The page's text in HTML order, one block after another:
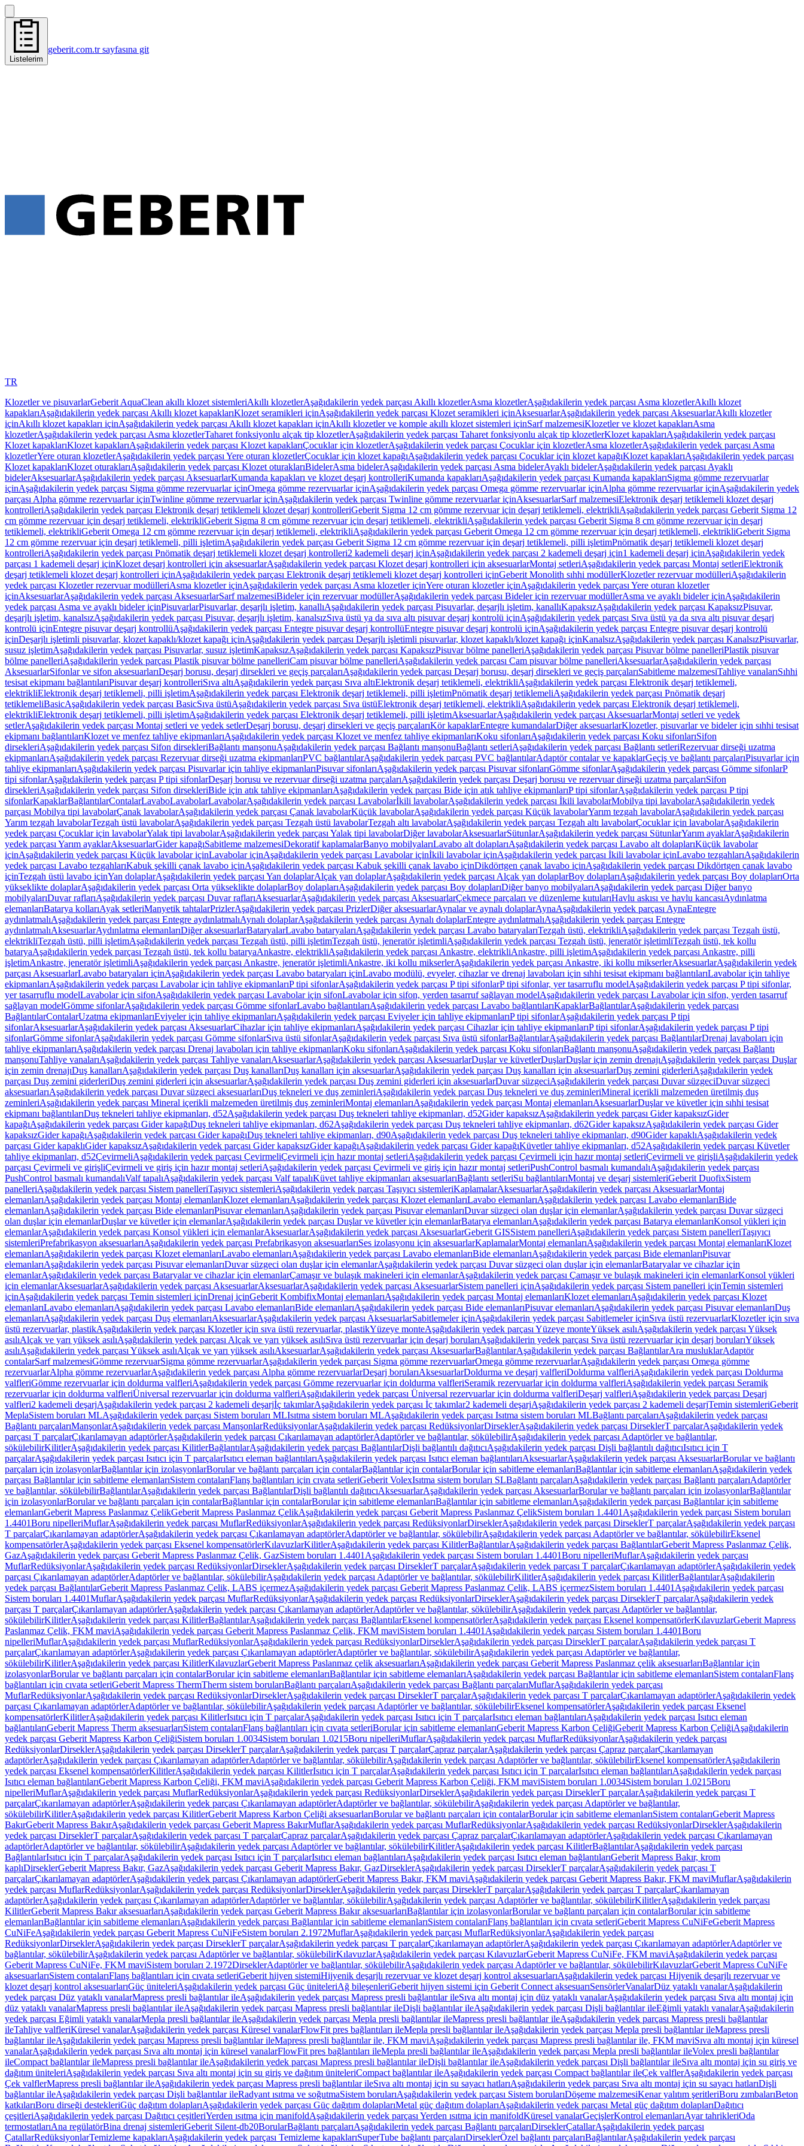
Listelerim
geberit.com.tr sayfasına git
TR
Klozetler ve pisuvarlarGeberit AquaClean akıllı klozet sistemleriAkıllı klozetlerAşağıdakilerin yedek parçası Akıllı klozetlerAsma klozetlerAşağıdakilerin yedek parçası Asma klozetlerAkıllı klozet
kapaklarıAşağıdakilerin yedek parçası Akıllı klozet kapaklarıKlozet seramikleri içinAşağıdakilerin yedek parçası Klozet seramikleri içinAksesuarlarAşağıdakilerin yedek parçası AksesuarlarAkıllı klozetler
içinAkıllı klozet kapakları içinAşağıdakilerin yedek parçası Akıllı klozet kapakları içinAkıllı klozetler ve komple akıllı klozet sistemleri içinSarf malzemesiKlozetler ve klozet kapaklarıAsma
klozetlerAşağıdakilerin yedek parçası Asma klozetlerTaharet fonksiyonlu alçak tip klozetlerAşağıdakilerin yedek parçası Taharet fonksiyonlu alçak tip klozetlerKlozet kapaklarıAşağıdakilerin yedek parçası
Klozet kapaklarıKlozet kapaklarıAşağıdakilerin yedek parçası Klozet kapaklarıÇocuklar için klozetlerAşağıdakilerin yedek parçası Çocuklar için klozetlerAsma klozetlerAşağıdakilerin yedek parçası Asma
klozetlerYere oturan klozetlerAşağıdakilerin yedek parçası Yere oturan klozetlerÇocuklar için klozet kapağıAşağıdakilerin yedek parçası Çocuklar için klozet kapağıKlozet kapaklarıAşağıdakilerin yedek parçası
Klozet kapaklarıKlozet oturaklarıAşağıdakilerin yedek parçası Klozet oturaklarıBidelerAsma bidelerAşağıdakilerin yedek parçası Asma bidelerAyaklı bidelerAşağıdakilerin yedek parçası Ayaklı
bidelerAksesuarlarAşağıdakilerin yedek parçası AksesuarlarKumanda kapakları ve klozet deşarj kontrolleriKumanda kapaklarıAşağıdakilerin yedek parçası Kumanda kapaklarıSigma gömme rezervuarlar
içinAşağıdakilerin yedek parçası Sigma gömme rezervuarlar içinOmega gömme rezervuarlar içinAşağıdakilerin yedek parçası Omega gömme rezervuarlar içinAlpha gömme rezervuarlar içinAşağıdakilerin yedek
parçası Alpha gömme rezervuarlar içinTwinline gömme rezervuarlar içinAşağıdakilerin yedek parçası Twinline gömme rezervuarlar içinAksesuarlarSarf malzemesiElektronik deşarj tetiklemeli klozet deşarj
kontrolleriAşağıdakilerin yedek parçası Elektronik deşarj tetiklemeli klozet deşarj kontrolleriGeberit Sigma 12 cm gömme rezervuar için deşarj tetiklemeli, elektrikliAşağıdakilerin yedek parçası Geberit Sigma 12
cm gömme rezervuar için deşarj tetiklemeli, elektrikliGeberit Sigma 8 cm gömme rezervuar için deşarj tetiklemeli, elektrikliAşağıdakilerin yedek parçası Geberit Sigma 8 cm gömme rezervuar için deşarj
tetiklemeli, elektrikliGeberit Omega 12 cm gömme rezervuar için deşarj tetiklemeli, elektrikliAşağıdakilerin yedek parçası Geberit Omega 12 cm gömme rezervuar için deşarj tetiklemeli, elektrikliGeberit Sigma
12 cm gömme rezervuar için deşarj tetiklemeli, pilli işletimAşağıdakilerin yedek parçası Geberit Sigma 12 cm gömme rezervuar için deşarj tetiklemeli, pilli işletimPnömatik deşarj tetiklemeli klozet deşarj
kontrolleriAşağıdakilerin yedek parçası Pnömatik deşarj tetiklemeli klozet deşarj kontrolleri2 kademeli deşarj içinAşağıdakilerin yedek parçası 2 kademeli deşarj için1 kademeli deşarj içinAşağıdakilerin yedek
parçası 1 kademeli deşarj içinKlozet deşarj kontrolleri için aksesuarlarAşağıdakilerin yedek parçası Klozet deşarj kontrolleri için aksesuarlarMontaj setleriAşağıdakilerin yedek parçası Montaj setleriElektronik
deşarj tetiklemeli klozet deşarj kontrolleri içinAşağıdakilerin yedek parçası Elektronik deşarj tetiklemeli klozet deşarj kontrolleri içinGeberit Monolith sıhhi modüllerKlozetler rezervuar modülleriAşağıdakilerin
yedek parçası Klozetler rezervuar modülleriAsma klozetler içinAşağıdakilerin yedek parçası Asma klozetler içinYere oturan klozetler içinAşağıdakilerin yedek parçası Yere oturan klozetler
içinAksesuarlarAşağıdakilerin yedek parçası AksesuarlarSarf malzemesiBideler için rezervuar modüllerAşağıdakilerin yedek parçası Bideler için rezervuar modüllerAsma ve ayaklı bideler içinAşağıdakilerin
yedek parçası Asma ve ayaklı bideler içinPisuvarlarPisuvarlar, deşarjlı işletim, kanallıAşağıdakilerin yedek parçası Pisuvarlar, deşarjlı işletim, kanallıKapaksızAşağıdakilerin yedek parçası KapaksızPisuvar,
deşarjlı işletim, kanalsızAşağıdakilerin yedek parçası Pisuvar, deşarjlı işletim, kanalsızSıva üstü ya da sıva altı pisuvar deşarj kontrolü içinAşağıdakilerin yedek parçası Sıva üstü ya da sıva altı pisuvar deşarj
kontrolü içinEntegre pisuvar deşarj kontrollüAşağıdakilerin yedek parçası Entegre pisuvar deşarj kontrollüEntegre pisuvar deşarj kontrolü içinAşağıdakilerin yedek parçası Entegre pisuvar deşarj kontrolü
içinDeşarjlı işletimli pisuvarlar, klozet kapaklı/klozet kapağı içinAşağıdakilerin yedek parçası Deşarjlı işletimli pisuvarlar, klozet kapaklı/klozet kapağı içinKanalsızAşağıdakilerin yedek parçası KanalsızPisuvarlar,
susuz işletimAşağıdakilerin yedek parçası Pisuvarlar, susuz işletimKapaksızAşağıdakilerin yedek parçası KapaksızPisuvar bölme panelleriAşağıdakilerin yedek parçası Pisuvar bölme panelleriPlastik pisuvar
bölme panelleriAşağıdakilerin yedek parçası Plastik pisuvar bölme panelleriCam pisuvar bölme panelleriAşağıdakilerin yedek parçası Cam pisuvar bölme panelleriAksesuarlarAşağıdakilerin yedek parçası
AksesuarlarSifonlar ve sifon aksesuarlarıDeşarj borusu, deşarj dirsekleri ve geçiş parçalarıAşağıdakilerin yedek parçası Deşarj borusu, deşarj dirsekleri ve geçiş parçalarıSabitleme malzemesiTahliye vanalarıSıhhi
tesisat ekipmanı bağlantılarıPisuvar deşarj kontrolleriSıva altıAşağıdakilerin yedek parçası Sıva altıElektronik deşarj tetiklemeli, elektrikliAşağıdakilerin yedek parçası Elektronik deşarj tetiklemeli,
elektrikliElektronik deşarj tetiklemeli, pilli işletimAşağıdakilerin yedek parçası Elektronik deşarj tetiklemeli, pilli işletimPnömatik deşarj tetiklemeliAşağıdakilerin yedek parçası Pnömatik deşarj
tetiklemeliBasicAşağıdakilerin yedek parçası BasicSıva üstüAşağıdakilerin yedek parçası Sıva üstüElektronik deşarj tetiklemeli, elektrikliAşağıdakilerin yedek parçası Elektronik deşarj tetiklemeli,
elektrikliElektronik deşarj tetiklemeli, pilli işletimAşağıdakilerin yedek parçası Elektronik deşarj tetiklemeli, pilli işletimAksesuarlarAşağıdakilerin yedek parçası AksesuarlarMontaj setleri ve yedek
setlerAşağıdakilerin yedek parçası Montaj setleri ve yedek setlerDeşarj borusu, deşarj dirsekleri ve geçiş parçalarıKör kapaklarEntegre kumandalarDiğer aksesuarlarKlozetler, pisuvarlar ve bideler için sıhhi tesisat
ekipmanı bağlantılarıKlozet ve menfez tahliye ekipmanlarıAşağıdakilerin yedek parçası Klozet ve menfez tahliye ekipmanlarıKoku sifonlarıAşağıdakilerin yedek parçası Koku sifonlarıSifon
dirsekleriAşağıdakilerin yedek parçası Sifon dirsekleriBağlantı manşonuAşağıdakilerin yedek parçası Bağlantı manşonuBağlantı setleriAşağıdakilerin yedek parçası Bağlantı setleriRezervuar dirseği uzatma
ekipmanlarıAşağıdakilerin yedek parçası Rezervuar dirseği uzatma ekipmanlarıPVC bağlantılarAşağıdakilerin yedek parçası PVC bağlantılarAdaptör contalar ve kapaklarGeçiş ve bağlantı parçalarıPisuvarlar için
tahliye ekipmanlarıAşağıdakilerin yedek parçası Pisuvarlar için tahliye ekipmanlarıPisuvar sifonlarıAşağıdakilerin yedek parçası Pisuvar sifonlarıGömme sifonlarAşağıdakilerin yedek parçası Gömme sifonlarP
tipi sifonlarAşağıdakilerin yedek parçası P tipi sifonlarDeşarj borusu ve rezervuar dirseği uzatma parçalarıAşağıdakilerin yedek parçası Deşarj borusu ve rezervuar dirseği uzatma parçalarıSifon
dirsekleriAşağıdakilerin yedek parçası Sifon dirsekleriBide için atık tahliye ekipmanlarıAşağıdakilerin yedek parçası Bide için atık tahliye ekipmanlarıP tipi sifonlarAşağıdakilerin yedek parçası P tipi
sifonlarKapaklarBağlantılarContalarLavaboLavabolarLavabolarAşağıdakilerin yedek parçası Lavabolarİkili lavabolarAşağıdakilerin yedek parçası İkili lavabolarMobilya tipi lavabolarAşağıdakilerin yedek
parçası Mobilya tipi lavabolarÇanak lavabolarAşağıdakilerin yedek parçası Çanak lavabolarKüçük lavabolarAşağıdakilerin yedek parçası Küçük lavabolarYarım tezgah lavabolarAşağıdakilerin yedek parçası
Yarım tezgah lavabolarTezgah üstü lavabolarAşağıdakilerin yedek parçası Tezgah üstü lavabolarTezgah altı lavabolarAşağıdakilerin yedek parçası Tezgah altı lavabolarÇocuklar için lavabolarAşağıdakilerin
yedek parçası Çocuklar için lavabolarYalak tipi lavabolarAşağıdakilerin yedek parçası Yalak tipi lavabolarDiğer lavabolarAksesuarlarSütunlarAşağıdakilerin yedek parçası SütunlarYarım ayaklarAşağıdakilerin
yedek parçası Yarım ayaklarAksesuarlarGider kapağıSabitleme malzemesiDekoratif kaplamalarBanyo mobilyalarıLavabo alt dolaplarıAşağıdakilerin yedek parçası Lavabo alt dolaplarıKüçük lavabolar
içinAşağıdakilerin yedek parçası Küçük lavabolar içinLavabolar içinAşağıdakilerin yedek parçası Lavabolar içinİkili lavabolar içinAşağıdakilerin yedek parçası İkili lavabolar içinLavabo tezgahlarıAşağıdakilerin
yedek parçası Lavabo tezgahlarıKabuk şekilli çanak lavabo içinAşağıdakilerin yedek parçası Kabuk şekilli çanak lavabo içinDikdörtgen çanak lavabo içinAşağıdakilerin yedek parçası Dikdörtgen çanak lavabo
içinTezgah üstü lavabo içinYan dolaplarAşağıdakilerin yedek parçası Yan dolaplarAlçak yan dolaplarAşağıdakilerin yedek parçası Alçak yan dolaplarBoy dolaplarıAşağıdakilerin yedek parçası Boy dolaplarıOrta
yükseklikte dolaplarAşağıdakilerin yedek parçası Orta yükseklikte dolaplarBoy dolaplarıAşağıdakilerin yedek parçası Boy dolaplarıDiğer banyo mobilyalarıAşağıdakilerin yedek parçası Diğer banyo
mobilyalarıDuvar raflarıAşağıdakilerin yedek parçası Duvar raflarıAksesuarlarAşağıdakilerin yedek parçası AksesuarlarÇekmece parçaları ve düzenleme kutularıHavlu askısı ve havlu kancasıAydınlatma
elemanlarıBatarya kollarıAyak setleriManyetik tahtalarPrizlerAşağıdakilerin yedek parçası PrizlerDiğer aksesuarlarAynalar ve aynalı dolaplarAynaAşağıdakilerin yedek parçası AynaEntegre
aydınlatmalıAşağıdakilerin yedek parçası Entegre aydınlatmalıAynalı dolaplarAşağıdakilerin yedek parçası Aynalı dolaplarEntegre aydınlatmalıAşağıdakilerin yedek parçası Entegre
aydınlatmalıAksesuarlarAydınlatma elemanlarıDiğer aksesuarlarBataryalarLavabo bataryalarıAşağıdakilerin yedek parçası Lavabo bataryalarıTezgah üstü, elektrikliAşağıdakilerin yedek parçası Tezgah üstü,
elektrikliTezgah üstü, pilli işletimAşağıdakilerin yedek parçası Tezgah üstü, pilli işletimTezgah üstü, jeneratör işletimliAşağıdakilerin yedek parçası Tezgah üstü, jeneratör işletimliTezgah üstü, tek kollu
bataryaAşağıdakilerin yedek parçası Tezgah üstü, tek kollu bataryaAnkastre, elektrikliAşağıdakilerin yedek parçası Ankastre, elektrikliAnkastre, pilli işletimAşağıdakilerin yedek parçası Ankastre, pilli
işletimAnkastre, jeneratör işletimliAşağıdakilerin yedek parçası Ankastre, jeneratör işletimliAnkastre, iki kollu mikserlerAşağıdakilerin yedek parçası Ankastre, iki kollu mikserlerAksesuarlarAşağıdakilerin yedek
parçası AksesuarlarLavabo bataryaları içinAşağıdakilerin yedek parçası Lavabo bataryaları içinLavabo modülü, evyeler, cihazlar ve drenaj lavaboları için sıhhi tesisat ekipmanı bağlantılarıLavabolar için tahliye
ekipmanlarıAşağıdakilerin yedek parçası Lavabolar için tahliye ekipmanlarıP tipi sifonlarAşağıdakilerin yedek parçası P tipi sifonlarP tipi sifonlar, yer tasarruflu modelAşağıdakilerin yedek parçası P tipi sifonlar,
yer tasarruflu modelLavabolar için sifonAşağıdakilerin yedek parçası Lavabolar için sifonLavabolar için sifon, yerden tasarruf sağlayan modelAşağıdakilerin yedek parçası Lavabolar için sifon, yerden tasarruf
sağlayan modelGömme sifonlarAşağıdakilerin yedek parçası Gömme sifonlarLavabo bağlantılarıAşağıdakilerin yedek parçası Lavabo bağlantılarıKapaklarBağlantılarAşağıdakilerin yedek parçası
BağlantılarContalarUzatma ekipmanlarıEviyeler için tahliye ekipmanlarıAşağıdakilerin yedek parçası Eviyeler için tahliye ekipmanlarıP tipi sifonlarAşağıdakilerin yedek parçası P tipi
sifonlarAksesuarlarAşağıdakilerin yedek parçası AksesuarlarCihazlar için tahliye ekipmanlarıAşağıdakilerin yedek parçası Cihazlar için tahliye ekipmanlarıP tipi sifonlarAşağıdakilerin yedek parçası P tipi
sifonlarGömme sifonlarAşağıdakilerin yedek parçası Gömme sifonlarSıva üstü sifonlarAşağıdakilerin yedek parçası Sıva üstü sifonlarBağlantılarAşağıdakilerin yedek parçası BağlantılarDrenaj lavaboları için
tahliye ekipmanlarıAşağıdakilerin yedek parçası Drenaj lavaboları için tahliye ekipmanlarıKoku sifonlarıAşağıdakilerin yedek parçası Koku sifonlarıBağlantı manşonuAşağıdakilerin yedek parçası Bağlantı
manşonuTahliye vanalarıAşağıdakilerin yedek parçası Tahliye vanalarıAksesuarlarAşağıdakilerin yedek parçası AksesuarlarDuşlar ve küvetlerDuşlarDuşlar için zemin drenajıAşağıdakilerin yedek parçası Duşlar
için zemin drenajıDuş kanallarıAşağıdakilerin yedek parçası Duş kanallarıDuş kanalları için aksesuarlarAşağıdakilerin yedek parçası Duş kanalları için aksesuarlarDuş zemini giderleriAşağıdakilerin yedek
parçası Duş zemini giderleriDuş zemini giderleri için aksesuarlarAşağıdakilerin yedek parçası Duş zemini giderleri için aksesuarlarDuvar süzgeciAşağıdakilerin yedek parçası Duvar süzgeciDuvar süzgeci
aksesuarlarıAşağıdakilerin yedek parçası Duvar süzgeci aksesuarlarıDuş tekneleri ve duş zeminleriAşağıdakilerin yedek parçası Duş tekneleri ve duş zeminleriMineral içerikli malzemeden üretilmiş duş
zeminleriAşağıdakilerin yedek parçası Mineral içerikli malzemeden üretilmiş duş zeminleriMontaj elemanlarıAşağıdakilerin yedek parçası Montaj elemanlarıAksesuarlarDuşlar ve küvetler için sıhhi tesisat
ekipmanı bağlantılarıDuş tekneleri tahliye ekipmanları, d52Aşağıdakilerin yedek parçası Duş tekneleri tahliye ekipmanları, d52Gider kapaksızAşağıdakilerin yedek parçası Gider kapaksızGider
kapağıAşağıdakilerin yedek parçası Gider kapağıDuş tekneleri tahliye ekipmanları, d62Aşağıdakilerin yedek parçası Duş tekneleri tahliye ekipmanları, d62Gider kapaksızAşağıdakilerin yedek parçası Gider
kapaksızGider kapağıAşağıdakilerin yedek parçası Gider kapağıDuş tekneleri tahliye ekipmanları, d90Aşağıdakilerin yedek parçası Duş tekneleri tahliye ekipmanları, d90Gider kapaklıAşağıdakilerin yedek
parçası Gider kapaklıGider kapaksızAşağıdakilerin yedek parçası Gider kapaksızGider kapağıAşağıdakilerin yedek parçası Gider kapağıKüvetler tahliye ekipmanları, d52Aşağıdakilerin yedek parçası Küvetler
tahliye ekipmanları, d52ÇevirmeliAşağıdakilerin yedek parçası ÇevirmeliÇevirmeli için hazır montaj setleriAşağıdakilerin yedek parçası Çevirmeli için hazır montaj setleriÇevirmeli ve girişliAşağıdakilerin yedek
parçası Çevirmeli ve girişliÇevirmeli ve giriş için hazır montaj setleriAşağıdakilerin yedek parçası Çevirmeli ve giriş için hazır montaj setleriPushControl basmalı kumandalıAşağıdakilerin yedek parçası
PushControl basmalı kumandalıValf tapalıAşağıdakilerin yedek parçası Valf tapalıKüvet tahliye ekipmanları aksesuarlarıBağlantı setleriSu bağlantılarıMontaj ve deşarj sistemleriGeberit DuofixSistem
panelleriAşağıdakilerin yedek parçası Sistem panelleriTaşıyıcı sistemleriAşağıdakilerin yedek parçası Taşıyıcı sistemleriKaplamalarAksesuarlarAşağıdakilerin yedek parçası AksesuarlarMontaj
elemanlarıAşağıdakilerin yedek parçası Montaj elemanlarıKlozet elemanlarıAşağıdakilerin yedek parçası Klozet elemanlarıLavabo elemanlarıAşağıdakilerin yedek parçası Lavabo elemanlarıBide
elemanlarıAşağıdakilerin yedek parçası Bide elemanlarıPisuvar elemanlarıAşağıdakilerin yedek parçası Pisuvar elemanlarıDuvar süzgeci olan duşlar için elemanlarAşağıdakilerin yedek parçası Duvar süzgeci
olan duşlar için elemanlarDuşlar ve küvetler için elemanlarAşağıdakilerin yedek parçası Duşlar ve küvetler için elemanlarBatarya elemanlarıAşağıdakilerin yedek parçası Batarya elemanlarıKonsol yükleri için
elemanlarAşağıdakilerin yedek parçası Konsol yükleri için elemanlarAksesuarlarAşağıdakilerin yedek parçası AksesuarlarGeberit GISSistem panelleriAşağıdakilerin yedek parçası Sistem panelleriTaşıyıcı
sistemleriPrefabrikasyon aksesuarlarıAşağıdakilerin yedek parçası Prefabrikasyon aksesuarlarıSes izolasyonu için aksesuarlarKaplamalarMontaj elemanlarıAşağıdakilerin yedek parçası Montaj elemanlarıKlozet
elemanlarıAşağıdakilerin yedek parçası Klozet elemanlarıLavabo elemanlarıAşağıdakilerin yedek parçası Lavabo elemanlarıBide elemanlarıAşağıdakilerin yedek parçası Bide elemanlarıPisuvar
elemanlarıAşağıdakilerin yedek parçası Pisuvar elemanlarıDuvar süzgeci olan duşlar için elemanlarAşağıdakilerin yedek parçası Duvar süzgeci olan duşlar için elemanlarBataryalar ve cihazlar için
elemanlarAşağıdakilerin yedek parçası Bataryalar ve cihazlar için elemanlarÇamaşır ve bulaşık makineleri için elemanlarAşağıdakilerin yedek parçası Çamaşır ve bulaşık makineleri için elemanlarKonsol yükleri
için elemanlarAksesuarlarAşağıdakilerin yedek parçası AksesuarlarAksesuarlarAşağıdakilerin yedek parçası AksesuarlarSistem panelleri içinAşağıdakilerin yedek parçası Sistem panelleri içinTemin sistemleri
içinAşağıdakilerin yedek parçası Temin sistemleri içinDrenaj içinGeberit KombifixMontaj elemanlarıAşağıdakilerin yedek parçası Montaj elemanlarıKlozet elemanlarıAşağıdakilerin yedek parçası Klozet
elemanlarıLavabo elemanlarıAşağıdakilerin yedek parçası Lavabo elemanlarıBide elemanlarıAşağıdakilerin yedek parçası Bide elemanlarıPisuvar elemanlarıAşağıdakilerin yedek parçası Pisuvar elemanlarıDuş
elemanlarıAşağıdakilerin yedek parçası Duş elemanlarıAksesuarlarAşağıdakilerin yedek parçası AksesuarlarSabitlemeler içinAşağıdakilerin yedek parçası Sabitlemeler içinSıva üstü rezervuarlarKlozetler için sıva
üstü rezervuarlar, plastikAşağıdakilerin yedek parçası Klozetler için sıva üstü rezervuarlar, plastikYüzeye monteAşağıdakilerin yedek parçası Yüzeye monteYüksek asılıAşağıdakilerin yedek parçası Yüksek
asılıAlçak ve yarı yüksek asılıAşağıdakilerin yedek parçası Alçak ve yarı yüksek asılıSıva üstü rezervuarlar için deşarj borularıAşağıdakilerin yedek parçası Sıva üstü rezervuarlar için deşarj borularıYüksek
asılıAşağıdakilerin yedek parçası Yüksek asılıAlçak ve yarı yüksek asılıAksesuarlarAşağıdakilerin yedek parçası AksesuarlarBağlantılarAşağıdakilerin yedek parçası BağlantılarAra musluklarAdaptör
contalarSarf malzemesiGömme rezervuarSigma gömme rezervuarlarAşağıdakilerin yedek parçası Sigma gömme rezervuarlarOmega gömme rezervuarlarAşağıdakilerin yedek parçası Omega gömme
rezervuarlarAlpha gömme rezervuarlarAşağıdakilerin yedek parçası Alpha gömme rezervuarlarDeşarj borularıAksesuarlarDoldurma ve deşarj valfleriDoldurma valfleriAşağıdakilerin yedek parçası Doldurma
valfleriGömme rezervuarlar için doldurma valfleriAşağıdakilerin yedek parçası Gömme rezervuarlar için doldurma valfleriSeramik rezervuarlar için doldurma valfleriAşağıdakilerin yedek parçası Seramik
rezervuarlar için doldurma valfleriÜniversal rezervuarlar için doldurma valfleriAşağıdakilerin yedek parçası Üniversal rezervuarlar için doldurma valfleriDeşarj valfleriAşağıdakilerin yedek parçası Deşarj
valfleri2 kademeli deşarjAşağıdakilerin yedek parçası 2 kademeli deşarjİç takımlarAşağıdakilerin yedek parçası İç takımlar2 kademeli deşarjAşağıdakilerin yedek parçası 2 kademeli deşarjTemin sistemleriGeberit
MeplaSistem boruları MLAşağıdakilerin yedek parçası Sistem boruları MLIsıtma sistem boruları MLAşağıdakilerin yedek parçası Isıtma sistem boruları MLBağlantı parçalarıAşağıdakilerin yedek parçası
Bağlantı parçalarıManşonlarAşağıdakilerin yedek parçası ManşonlarRedüksiyonlarAşağıdakilerin yedek parçası RedüksiyonlarDirseklerAşağıdakilerin yedek parçası DirseklerT parçalarAşağıdakilerin yedek
parçası T parçalarÇıkarılamayan adaptörlerAşağıdakilerin yedek parçası Çıkarılamayan adaptörlerAdaptörler ve bağlantılar, sökülebilirAşağıdakilerin yedek parçası Adaptörler ve bağlantılar,
sökülebilirKilitlerAşağıdakilerin yedek parçası KilitlerBağlantılarAşağıdakilerin yedek parçası BağlantılarDişli bağlantılı dağıtıcıAşağıdakilerin yedek parçası Dişli bağlantılı dağıtıcıIsıtıcı için T
parçalarAşağıdakilerin yedek parçası Isıtıcı için T parçalarIsıtıcı eleman bağlantılarıAşağıdakilerin yedek parçası Isıtıcı eleman bağlantılarıAksesuarlarAşağıdakilerin yedek parçası AksesuarlarBorular ve bağlantı
parçaları için izolasyonlarBağlantılar için izolasyonlarBorular ve bağlantı parçaları için contalarBağlantılar için contalarBorular için sabitleme elemanlarıBağlantılar için sabitleme elemanlarıAşağıdakilerin yedek
parçası Bağlantılar için sabitleme elemanlarıSistem contalarıFlanş bağlantıları için cıvata setleriGeberit VolexIsıtma sistem boruları SLBağlantı parçalarıAşağıdakilerin yedek parçası Bağlantı parçalarıAdaptörler
ve bağlantılar, sökülebilirBağlantılarAşağıdakilerin yedek parçası BağlantılarDişli bağlantılı dağıtıcıAksesuarlarAşağıdakilerin yedek parçası AksesuarlarBorular ve bağlantı parçaları için izolasyonlarBağlantılar
için izolasyonlarBorular ve bağlantı parçaları için contalarBağlantılar için contalarBorular için sabitleme elemanlarıBağlantılar için sabitleme elemanlarıAşağıdakilerin yedek parçası Bağlantılar için sabitleme
elemanlarıGeberit Mapress Paslanmaz ÇelikGeberit Mapress Paslanmaz ÇelikAşağıdakilerin yedek parçası Geberit Mapress Paslanmaz ÇelikSistem boruları 1.4401 Aşağıdakilerin yedek parçası Sistem boruları
1.4401Boru nipelleriMuflarAşağıdakilerin yedek parçası MuflarRedüksiyonlarAşağıdakilerin yedek parçası RedüksiyonlarDirseklerAşağıdakilerin yedek parçası DirseklerT parçalarAşağıdakilerin yedek parçası
T parçalarÇıkarılamayan adaptörlerAşağıdakilerin yedek parçası Çıkarılamayan adaptörlerAdaptörler ve bağlantılar, sökülebilirAşağıdakilerin yedek parçası Adaptörler ve bağlantılar, sökülebilirEksenel
kompensatörlerAşağıdakilerin yedek parçası Eksenel kompensatörlerKılavuzlarKilitlerAşağıdakilerin yedek parçası KilitlerBağlantılarAşağıdakilerin yedek parçası BağlantılarGeberit Mapress Paslanmaz Çelik,
GazAşağıdakilerin yedek parçası Geberit Mapress Paslanmaz Çelik, GazSistem boruları 1.4401 Aşağıdakilerin yedek parçası Sistem boruları 1.4401Boru nipelleriMuflarAşağıdakilerin yedek parçası
MuflarRedüksiyonlarAşağıdakilerin yedek parçası RedüksiyonlarDirseklerAşağıdakilerin yedek parçası DirseklerT parçalarAşağıdakilerin yedek parçası T parçalarÇıkarılamayan adaptörlerAşağıdakilerin yedek
parçası Çıkarılamayan adaptörlerAdaptörler ve bağlantılar, sökülebilirAşağıdakilerin yedek parçası Adaptörler ve bağlantılar, sökülebilirKilitlerAşağıdakilerin yedek parçası KilitlerBağlantılarAşağıdakilerin
yedek parçası BağlantılarGeberit Mapress Paslanmaz Çelik, LABS içermezAşağıdakilerin yedek parçası Geberit Mapress Paslanmaz Çelik, LABS içermezSistem boruları 1.4401 Aşağıdakilerin yedek parçası
Sistem boruları 1.4401MuflarAşağıdakilerin yedek parçası MuflarRedüksiyonlarAşağıdakilerin yedek parçası RedüksiyonlarDirseklerAşağıdakilerin yedek parçası DirseklerT parçalarAşağıdakilerin yedek
parçası T parçalarÇıkarılamayan adaptörlerAşağıdakilerin yedek parçası Çıkarılamayan adaptörlerAdaptörler ve bağlantılar, sökülebilirAşağıdakilerin yedek parçası Adaptörler ve bağlantılar,
sökülebilirKilitlerAşağıdakilerin yedek parçası KilitlerBağlantılarAşağıdakilerin yedek parçası BağlantılarEksenel kompensatörlerAşağıdakilerin yedek parçası Eksenel kompensatörlerKılavuzlarGeberit Mapress
Paslanmaz Çelik, FKM maviAşağıdakilerin yedek parçası Geberit Mapress Paslanmaz Çelik, FKM maviSistem boruları 1.4401 Aşağıdakilerin yedek parçası Sistem boruları 1.4401Boru
nipelleriMuflarAşağıdakilerin yedek parçası MuflarRedüksiyonlarAşağıdakilerin yedek parçası RedüksiyonlarDirseklerAşağıdakilerin yedek parçası DirseklerT parçalarAşağıdakilerin yedek parçası T
parçalarÇıkarılamayan adaptörlerAşağıdakilerin yedek parçası Çıkarılamayan adaptörlerAdaptörler ve bağlantılar, sökülebilirAşağıdakilerin yedek parçası Adaptörler ve bağlantılar,
sökülebilirKilitlerAşağıdakilerin yedek parçası KilitlerKılavuzlarGeberit Mapress Paslanmaz çelik aksesuarlarıAşağıdakilerin yedek parçası Geberit Mapress Paslanmaz çelik aksesuarlarıBağlantılar için
izolasyonlarBorular ve bağlantı parçaları için contalarBorular için sabitleme elemanlarıBağlantılar için sabitleme elemanlarıAşağıdakilerin yedek parçası Bağlantılar için sabitleme elemanlarıSistem contalarıFlanş
bağlantıları için cıvata setleriGeberit Mapress ThermTherm sistem borularıBağlantı parçalarıAşağıdakilerin yedek parçası Bağlantı parçalarıMuflarAşağıdakilerin yedek parçası
MuflarRedüksiyonlarAşağıdakilerin yedek parçası RedüksiyonlarDirseklerAşağıdakilerin yedek parçası DirseklerT parçalarAşağıdakilerin yedek parçası T parçalarÇıkarılamayan adaptörlerAşağıdakilerin yedek
parçası Çıkarılamayan adaptörlerAdaptörler ve bağlantılar, sökülebilirAşağıdakilerin yedek parçası Adaptörler ve bağlantılar, sökülebilirEksenel kompensatörlerAşağıdakilerin yedek parçası Eksenel
kompensatörlerKilitlerAşağıdakilerin yedek parçası KilitlerIsıtıcı için T parçalarAşağıdakilerin yedek parçası Isıtıcı için T parçalarIsıtıcı eleman bağlantılarıAşağıdakilerin yedek parçası Isıtıcı eleman
bağlantılarıGeberit Mapress Therm aksesuarlarıSistem contalarıFlanş bağlantıları için cıvata setleriBorular için sabitleme elemanlarıGeberit Mapress Karbon ÇeliğiGeberit Mapress Karbon ÇeliğiAşağıdakilerin
yedek parçası Geberit Mapress Karbon ÇeliğiSistem boruları 1.0034Sistem boruları 1.0215Boru nipelleriMuflarAşağıdakilerin yedek parçası MuflarRedüksiyonlarAşağıdakilerin yedek parçası
RedüksiyonlarDirseklerAşağıdakilerin yedek parçası DirseklerT parçalarAşağıdakilerin yedek parçası T parçalarÇapraz parçalarAşağıdakilerin yedek parçası Çapraz parçalarÇıkarılamayan
adaptörlerAşağıdakilerin yedek parçası Çıkarılamayan adaptörlerAdaptörler ve bağlantılar, sökülebilirAşağıdakilerin yedek parçası Adaptörler ve bağlantılar, sökülebilirEksenel kompensatörlerAşağıdakilerin
yedek parçası Eksenel kompensatörlerKilitlerAşağıdakilerin yedek parçası KilitlerIsıtıcı için T parçalarAşağıdakilerin yedek parçası Isıtıcı için T parçalarIsıtıcı eleman bağlantılarıAşağıdakilerin yedek parçası
Isıtıcı eleman bağlantılarıGeberit Mapress Karbon Çeliği, FKM maviAşağıdakilerin yedek parçası Geberit Mapress Karbon Çeliği, FKM maviSistem boruları 1.0034Sistem boruları 1.0215Boru
nipelleriMuflarAşağıdakilerin yedek parçası MuflarRedüksiyonlarAşağıdakilerin yedek parçası RedüksiyonlarDirseklerAşağıdakilerin yedek parçası DirseklerT parçalarAşağıdakilerin yedek parçası T
parçalarÇıkarılamayan adaptörlerAşağıdakilerin yedek parçası Çıkarılamayan adaptörlerAdaptörler ve bağlantılar, sökülebilirAşağıdakilerin yedek parçası Adaptörler ve bağlantılar,
sökülebilirKilitlerAşağıdakilerin yedek parçası KilitlerGeberit Mapress Karbon Çeliği aksesuarlarıBorular ve bağlantı parçaları için contalarBorular için sabitleme elemanlarıSistem contalarıGeberit Mapress
BakırGeberit Mapress BakırAşağıdakilerin yedek parçası Geberit Mapress BakırMuflarAşağıdakilerin yedek parçası MuflarRedüksiyonlarAşağıdakilerin yedek parçası RedüksiyonlarDirseklerAşağıdakilerin
yedek parçası DirseklerT parçalarAşağıdakilerin yedek parçası T parçalarÇapraz parçalarAşağıdakilerin yedek parçası Çapraz parçalarÇıkarılamayan adaptörlerAşağıdakilerin yedek parçası Çıkarılamayan
adaptörlerAdaptörler ve bağlantılar, sökülebilirAşağıdakilerin yedek parçası Adaptörler ve bağlantılar, sökülebilirKilitlerAşağıdakilerin yedek parçası KilitlerBağlantılarAşağıdakilerin yedek parçası
BağlantılarIsıtıcı için T parçalarAşağıdakilerin yedek parçası Isıtıcı için T parçalarIsıtıcı eleman bağlantılarıAşağıdakilerin yedek parçası Isıtıcı eleman bağlantılarıGeberit Mapress Bakır, krom
kaplıDirseklerGeberit Mapress Bakır, GazAşağıdakilerin yedek parçası Geberit Mapress Bakır, GazDirseklerAşağıdakilerin yedek parçası DirseklerT parçalarAşağıdakilerin yedek parçası T
parçalarÇıkarılamayan adaptörlerAşağıdakilerin yedek parçası Çıkarılamayan adaptörlerGeberit Mapress Bakır, FKM maviAşağıdakilerin yedek parçası Geberit Mapress Bakır, FKM maviMuflarAşağıdakilerin
yedek parçası MuflarRedüksiyonlarAşağıdakilerin yedek parçası RedüksiyonlarDirseklerAşağıdakilerin yedek parçası DirseklerT parçalarAşağıdakilerin yedek parçası T parçalarÇıkarılamayan
adaptörlerAşağıdakilerin yedek parçası Çıkarılamayan adaptörlerAdaptörler ve bağlantılar, sökülebilirAşağıdakilerin yedek parçası Adaptörler ve bağlantılar, sökülebilirKilitlerAşağıdakilerin yedek parçası
KilitlerGeberit Mapress Bakır aksesuarlarıAşağıdakilerin yedek parçası Geberit Mapress Bakır aksesuarlarıBağlantılar için izolasyonlarBorular ve bağlantı parçaları için contalarBorular için sabitleme
elemanlarıBağlantılar için sabitleme elemanlarıAşağıdakilerin yedek parçası Bağlantılar için sabitleme elemanlarıSistem contalarıFlanş bağlantıları için cıvata setleriGeberit Mapress CuNiFeGeberit Mapress
CuNiFeAşağıdakilerin yedek parçası Geberit Mapress CuNiFeSistem boruları 2.1972MuflarAşağıdakilerin yedek parçası MuflarRedüksiyonlarAşağıdakilerin yedek parçası
RedüksiyonlarDirseklerAşağıdakilerin yedek parçası DirseklerT parçalarAşağıdakilerin yedek parçası T parçalarÇıkarılamayan adaptörlerAşağıdakilerin yedek parçası Çıkarılamayan adaptörlerAdaptörler ve
bağlantılar, sökülebilirAşağıdakilerin yedek parçası Adaptörler ve bağlantılar, sökülebilirKılavuzlarAşağıdakilerin yedek parçası KılavuzlarGeberit Mapress CuNiFe, FKM maviAşağıdakilerin yedek parçası
Geberit Mapress CuNiFe, FKM maviSistem boruları 2.1972DirseklerAdaptörler ve bağlantılar, sökülebilirAşağıdakilerin yedek parçası Adaptörler ve bağlantılar, sökülebilirKılavuzlarGeberit Mapress CuNiFe
aksesuarlarıSistem contalarıFlanş bağlantıları için cıvata setleriGeberit hijyen sistemiHijyenik deşarjlı rezervuar ve klozet deşarj kontrol aksesuarlarıAşağıdakilerin yedek parçası Hijyenik deşarjlı rezervuar ve
klozet deşarj kontrol aksesuarlarıGüç üniteleriAşağıdakilerin yedek parçası Güç üniteleriAğ bileşenleriGeberit hijyen sistemi için Geberit Connect aksesuarıSensörlerVanalarDüz yataklı vanalarAşağıdakilerin
yedek parçası Düz yataklı vanalarMapress presli bağlantılar ileAşağıdakilerin yedek parçası Mapress presli bağlantılar ileSıva altı montaj için düz yataklı vanalarAşağıdakilerin yedek parçası Sıva altı montaj için
düz yataklı vanalarMapress presli bağlantılar ileAşağıdakilerin yedek parçası Mapress presli bağlantılar ileDişli bağlantılar ileAşağıdakilerin yedek parçası Dişli bağlantılar ileEğimli yataklı vanalarAşağıdakilerin
yedek parçası Eğimli yataklı vanalarMepla presli bağlantılar ileAşağıdakilerin yedek parçası Mepla presli bağlantılar ileMapress presli bağlantılar ileAşağıdakilerin yedek parçası Mapress presli bağlantılar
ileTahliye valfleriKüresel vanalarAşağıdakilerin yedek parçası Küresel vanalarFlowFit pres bağlantıları ileMepla presli bağlantılar ileAşağıdakilerin yedek parçası Mepla presli bağlantılar ileMapress presli
bağlantılar ileAşağıdakilerin yedek parçası Mapress presli bağlantılar ileMapress presli bağlantılar ile, FKM maviAşağıdakilerin yedek parçası Mapress presli bağlantılar ile, FKM maviSıva altı montaj için küresel
vanalarAşağıdakilerin yedek parçası Sıva altı montaj için küresel vanalarFlowFit pres bağlantıları ileMepla presli bağlantılar ileAşağıdakilerin yedek parçası Mepla presli bağlantılar ileVolex presli bağlantılar
ileCompact bağlantılar ileMapress presli bağlantılar ileAşağıdakilerin yedek parçası Mapress presli bağlantılar ileDişli bağlantılar ileAşağıdakilerin yedek parçası Dişli bağlantılar ileSıva altı montaj için su giriş ve
dağıtım üniteleriAşağıdakilerin yedek parçası Sıva altı montaj için su giriş ve dağıtım üniteleriCompact bağlantılar ileAşağıdakilerin yedek parçası Compact bağlantılar ileÇek valflerAşağıdakilerin yedek parçası
Çek valflerMapress presli bağlantılar ileAşağıdakilerin yedek parçası Mapress presli bağlantılar ileSıva altı montaj için su sayacı hatlarıAşağıdakilerin yedek parçası Sıva altı montaj için su sayacı hatlarıDişli
bağlantılar ileAşağıdakilerin yedek parçası Dişli bağlantılar ileRadyant ısıtma ve soğutmaSistem borularıAşağıdakilerin yedek parçası Sistem borularıDöşeme malzemesiKenar yalıtım şeritleriBoru zımbalarıBeton
katkılarıBoru dirseği destekleriGüç dağıtım dolaplarıAşağıdakilerin yedek parçası Güç dağıtım dolaplarıMetal güç dağıtım dolaplarıAşağıdakilerin yedek parçası Metal güç dağıtım dolaplarıDağıtıcı
çeşitleriAşağıdakilerin yedek parçası Dağıtıcı çeşitleriYerden ısıtma için manifoldAşağıdakilerin yedek parçası Yerden ısıtma için manifoldKüresel vanalarGeçişlerKontrol elemanlarıAyar tahrikleriOda
termostatlarıAna regülatörBina drenaj sistemleriGeberit Silent-db20BorularBağlantı parçalarıAşağıdakilerin yedek parçası Bağlantı parçalarıDirseklerÇatallarAşağıdakilerin yedek parçası
ÇatallarRedüksiyonlarTemizleme kapaklarıAşağıdakilerin yedek parçası Temizleme kapaklarıSuperTube bağlantı parçalarıDirseklerÖzel bağlantı parçalarıBağlantılarAşağıdakilerin yedek parçası